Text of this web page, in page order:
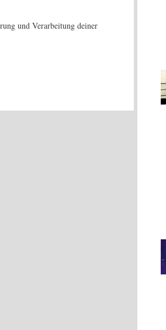
und Verarbeitung deiner